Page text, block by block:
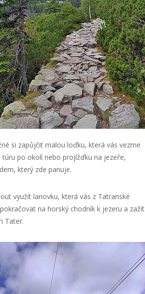
si zapůjčit malou loďku, která vás vezme
po okolí nebo projížďku na jezeře,
který zde panuje.
využít lanovku, která vás z Tatranské
na horský chodník k jezeru a zažít
Tater.